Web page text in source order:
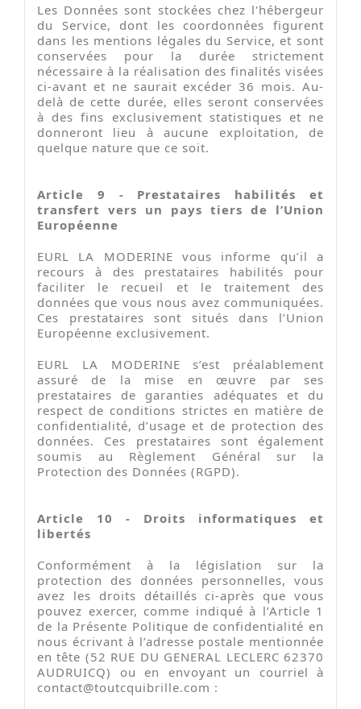
Les Données sont stockées chez l'hébergeur
du Service, dont les coordonnées figurent
dans les mentions légales du Service, et sont
conservées pour la durée strictement
nécessaire à la réalisation des finalités visées
ci-avant et ne saurait excéder 36 mois. Au-
delà de cette durée, elles seront conservées
à des fins exclusivement statistiques et ne
donneront lieu à aucune exploitation, de
quelque nature que ce soit.
Article 9 - Prestataires habilités et
transfert vers un pays tiers de l’Union
Européenne
EURL LA MODERINE vous informe qu’il a
recours à des prestataires habilités pour
faciliter le recueil et le traitement des
données que vous nous avez communiquées.
Ces prestataires sont situés dans l’Union
Européenne exclusivement.
EURL LA MODERINE s’est préalablement
assuré de la mise en œuvre par ses
prestataires de garanties adéquates et du
respect de conditions strictes en matière de
confidentialité, d’usage et de protection des
données. Ces prestataires sont également
soumis au Règlement Général sur la
Protection des Données (RGPD).
Article 10 - Droits informatiques et
libertés
Conformément à la législation sur la
protection des données personnelles, vous
avez les droits détaillés ci-après que vous
pouvez exercer, comme indiqué à l’Article 1
de la Présente Politique de confidentialité en
nous écrivant à l’adresse postale mentionnée
en tête (52 RUE DU GENERAL LECLERC 62370
AUDRUICQ) ou en envoyant un courriel à
contact@toutcquibrille.com :